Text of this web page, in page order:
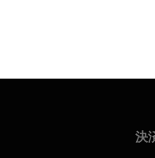
決